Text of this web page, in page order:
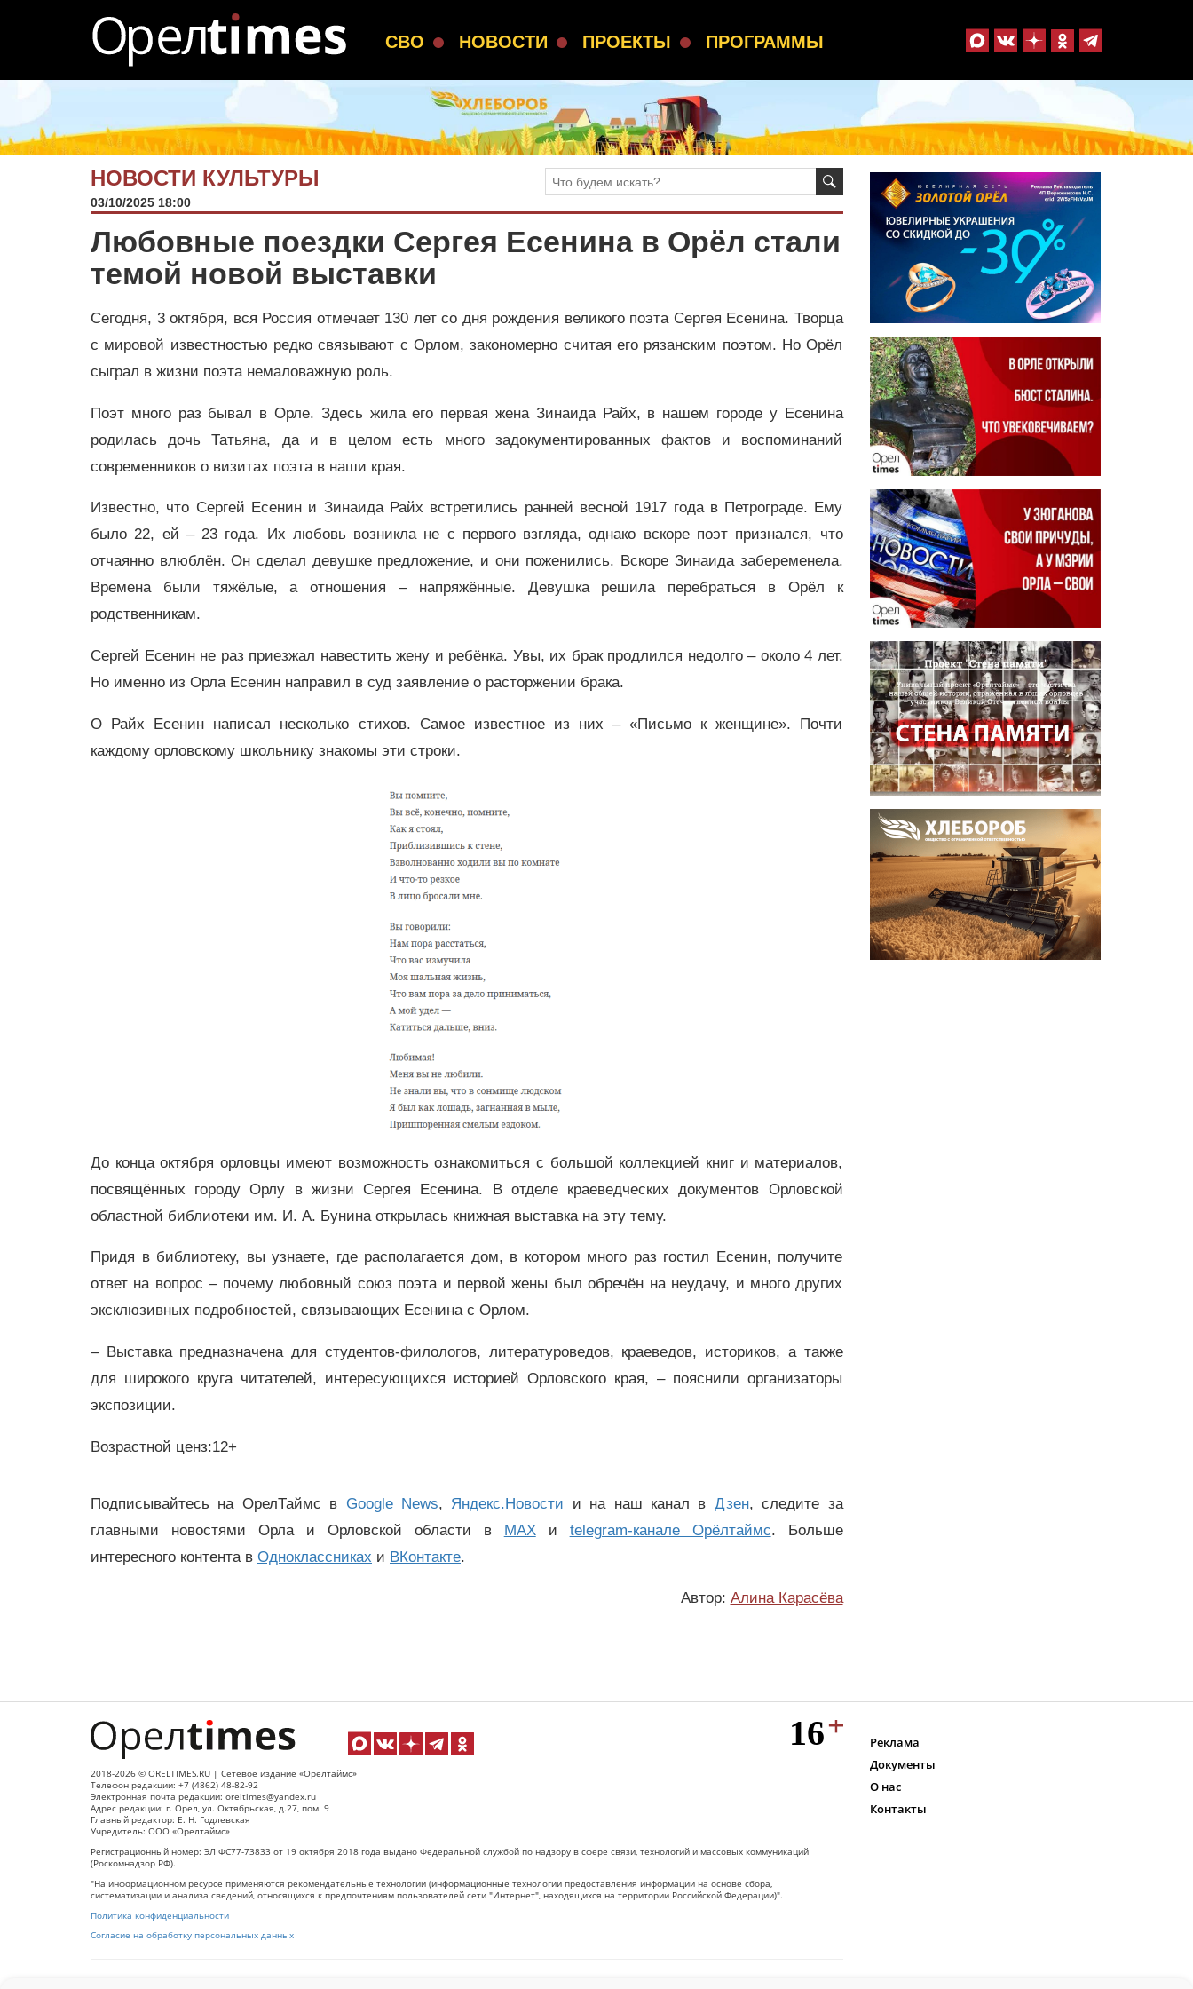
СВО НОВОСТИ ПРОЕКТЫ ПРОГРАММЫ
НОВОСТИ КУЛЬТУРЫ
03/10/2025 18:00
Любовные поездки Сергея Есенина в Орёл стали
темой новой выставки
Сегодня, 3 октября, вся Россия отмечает 130 лет со дня рождения великого поэта Сергея Есенина. Творца
с мировой известностью редко связывают с Орлом, закономерно считая его рязанским поэтом. Но Орёл
сыграл в жизни поэта немаловажную роль.
Поэт много раз бывал в Орле. Здесь жила его первая жена Зинаида Райх, в нашем городе у Есенина
родилась дочь Татьяна, да и в целом есть много задокументированных фактов и воспоминаний
современников о визитах поэта в наши края.
Известно, что Сергей Есенин и Зинаида Райх встретились ранней весной 1917 года в Петрограде. Ему
было 22, ей – 23 года. Их любовь возникла не с первого взгляда, однако вскоре поэт признался, что
отчаянно влюблён. Он сделал девушке предложение, и они поженились. Вскоре Зинаида забеременела.
Времена были тяжёлые, а отношения – напряжённые. Девушка решила перебраться в Орёл к
родственникам.
Сергей Есенин не раз приезжал навестить жену и ребёнка. Увы, их брак продлился недолго – около 4 лет.
Но именно из Орла Есенин направил в суд заявление о расторжении брака.
О Райх Есенин написал несколько стихов. Самое известное из них – «Письмо к женщине». Почти
каждому орловскому школьнику знакомы эти строки.
До конца октября орловцы имеют возможность ознакомиться с большой коллекцией книг и материалов,
посвящённых городу Орлу в жизни Сергея Есенина. В отделе краеведческих документов Орловской
областной библиотеки им. И. А. Бунина открылась книжная выставка на эту тему.
Придя в библиотеку, вы узнаете, где располагается дом, в котором много раз гостил Есенин, получите
ответ на вопрос – почему любовный союз поэта и первой жены был обречён на неудачу, и много других
эксклюзивных подробностей, связывающих Есенина с Орлом.
– Выставка предназначена для студентов-филологов, литературоведов, краеведов, историков, а также
для широкого круга читателей, интересующихся историей Орловского края, – пояснили организаторы
экспозиции.
Возрастной ценз:12+
Подписывайтесь на ОрелТаймс в Google News, Яндекс.Новости и на наш канал в Дзен, следите за
главными новостями Орла и Орловской области в MAXи telegram-канале Орёлтаймс. Больше
интересного контента в Одноклассниках и ВКонтакте.
Автор: Алина Карасёва
2018-2026 © ORELTIMES.RU | Сетевое издание «Орелтаймс»
Телефон редакции: +7 (4862) 48-82-92
Электронная почта редакции: oreltimes@yandex.ru
Адрес редакции: г. Орел, ул. Октябрьская, д.27, пом. 9
Главный редактор: Е. Н. Годлевская
Учредитель: ООО «Орелтаймс»
Регистрационный номер: ЭЛ ФС77-73833 от 19 октября 2018 года выдано Федеральной службой по надзору в сфере связи, технологий и массовых коммуникаций
(Роскомнадзор РФ).
"На информационном ресурсе применяются рекомендательные технологии (информационные технологии предоставления информации на основе сбора,
систематизации и анализа сведений, относящихся к предпочтениям пользователей сети "Интернет", находящихся на территории Российской Федерации)".
Политика конфиденциальности
Согласие на обработку персональных данных
Реклама
Документы
О нас
Контакты